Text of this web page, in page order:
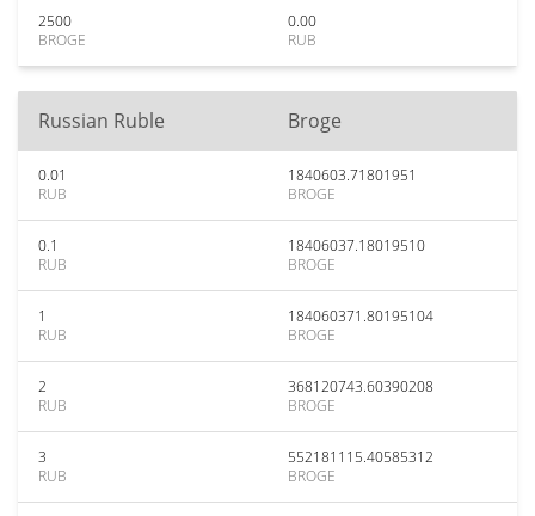
2500
BROGE
0.00
RUB
Russian Ruble Broge
0.01
RUB
1840603.71801951
BROGE
0.1
RUB
18406037.18019510
BROGE
1
RUB
184060371.80195104
BROGE
2
RUB
368120743.60390208
BROGE
3
RUB
552181115.40585312
BROGE